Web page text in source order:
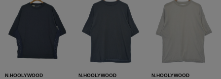
N.HOOLYWOOD
N.HOOLYWOOD
N.HOOLYWOOD